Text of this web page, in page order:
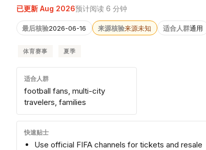
已更新 Aug 2026预计阅读 6 分钟
最后核验2026-06-16 来源核验来源未知 适合人群通用
体育赛事 夏季
适合人群
football fans, multi-city
travelers, families
快速贴士
Use official FIFA channels for tickets and resale